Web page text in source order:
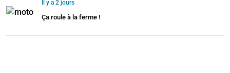
Il y a 2 jours
Ça roule à la ferme !